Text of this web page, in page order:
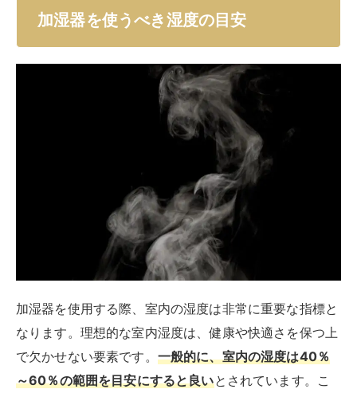
加湿器を使うべき湿度の目安
加湿器を使用する際、室内の湿度は非常に重要な指標と
なります。理想的な室内湿度は、健康や快適さを保つ上
で欠かせない要素です。 一般的に、室内の湿度は40％
～60％の範囲を目安にすると良いとされています。こ